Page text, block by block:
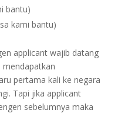
bantu)
kami bantu)
applicant wajib datang
mendapatkan
pertama kali ke negara
Tapi jika applicant
sebelumnya maka